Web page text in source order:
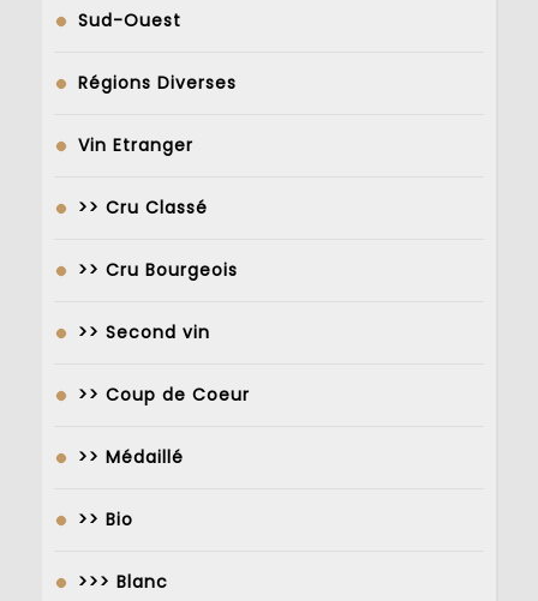
Sud-Ouest
Régions Diverses
Vin Etranger
>> Cru Classé
>> Cru Bourgeois
>> Second vin
>> Coup de Coeur
>> Médaillé
>> Bio
>>> Blanc